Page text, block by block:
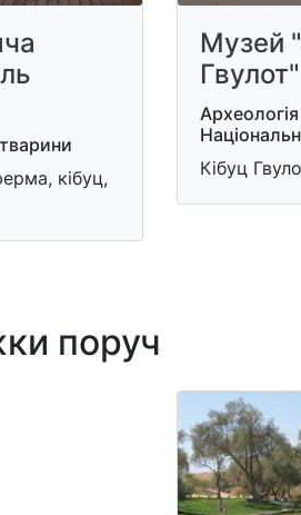
кібуц,
Музей
Гвулот"
Археологія
Кібуц
поруч